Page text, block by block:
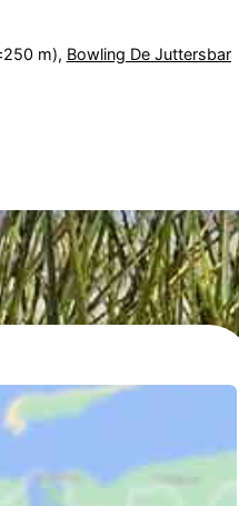
m), Bowling De Juttersbar